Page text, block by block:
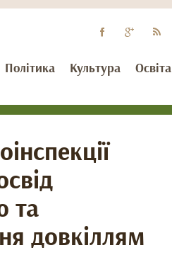
Політика Культура Освіта
та
довкіллям